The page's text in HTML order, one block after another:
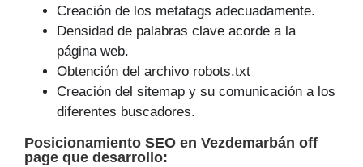
Creación de los metatags adecuadamente.
Densidad de palabras clave acorde a la
página web.
Obtención del archivo robots.txt
Creación del sitemap y su comunicación a los
diferentes buscadores.
Posicionamiento SEO en Vezdemarbán off
page que desarrollo: